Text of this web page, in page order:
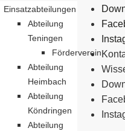
Einsatzabteilungen
Abteilung
Teningen
Förderverein
Abteilung
Heimbach
Abteilung
Köndringen
Abteilung